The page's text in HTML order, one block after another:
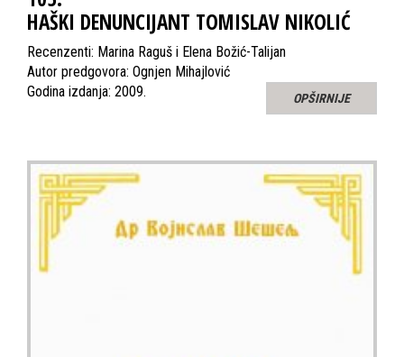
HAŠKI DENUNCIJANT TOMISLAV NIKOLIĆ
Recenzenti: Marina Raguš i Elena Božić-Talijan
Autor predgovora: Ognjen Mihajlović
Godina izdanja: 2009.
OPŠIRNIJE